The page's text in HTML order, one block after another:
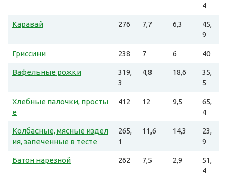
4
Каравай 276 7,7 6,3
45,
9
Гриссини 238 7 6 40
Вафельные рожки
319,
3
4,8 18,6
35,
5
Хлебные палочки, просты
е
412 12 9,5
65,
4
Колбасные, мясные издел
ия, запеченные в тесте
265,
1
11,6 14,3
23,
9
Батон нарезной 262 7,5 2,9
51,
4